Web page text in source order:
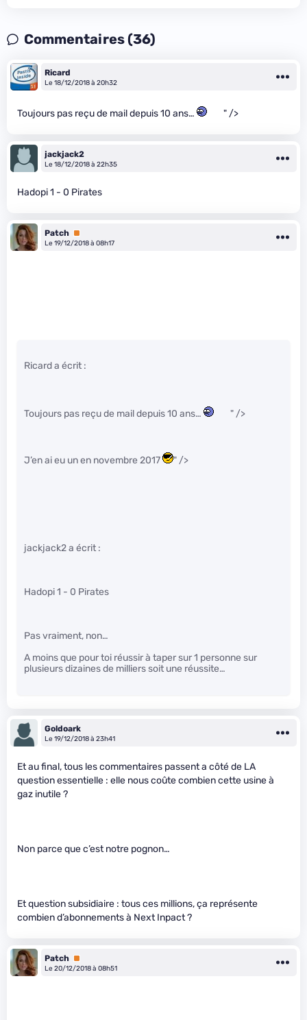
Commentaires (36)
Ricard
Le 18/12/2018 à 20h32
Toujours pas reçu de mail depuis 10 ans… " />
jackjack2
Le 18/12/2018 à 22h35
Hadopi 1 - 0 Pirates
Patch Premium
Le 19/12/2018 à 08h17
Ricard a écrit :
Toujours pas reçu de mail depuis 10 ans… " />
J’en ai eu un en novembre 2017 " />
jackjack2 a écrit :
Hadopi 1 - 0 Pirates
Pas vraiment, non…
A moins que pour toi réussir à taper sur 1 personne sur
plusieurs dizaines de milliers soit une réussite…
Goldoark
Le 19/12/2018 à 23h41
Et au final, tous les commentaires passent a côté de LA
question essentielle : elle nous coûte combien cette usine à
gaz inutile ?
Non parce que c’est notre pognon…
Et question subsidiaire : tous ces millions, ça représente
combien d’abonnements à Next Inpact ?
Patch Premium
Le 20/12/2018 à 08h51